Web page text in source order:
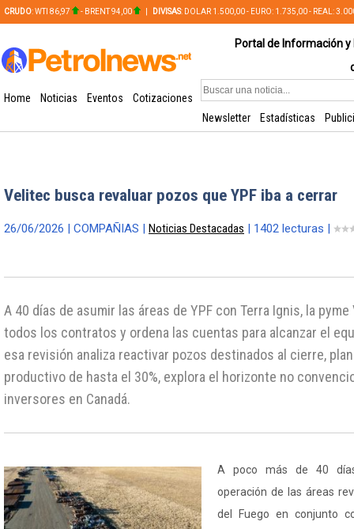
CRUDO: WTI 86,97 - BRENT 94,00 DIVISAS: DOLAR 1.500,00 - EURO: 1.735,00 - REAL:
Portal de Información
Home Noticias Eventos
Cotizaciones
Newsletter
Estadísticas
Velitec busca revaluar pozos que YPF iba a cerrar
26/06/2026 | COMPAÑIAS | Noticias Destacadas | 1402 lecturas |
A 40 días de asumir las áreas de YPF con Terra Ignis, la
todos los contratos y ordena las cuentas para alcanzar el
esa revisión analiza reactivar pozos destinados al cierre,
productivo de hasta el 30%, explora el horizonte no
inversores en Canadá.
A poco más de 40
operación de las áreas
del Fuego en conjunto